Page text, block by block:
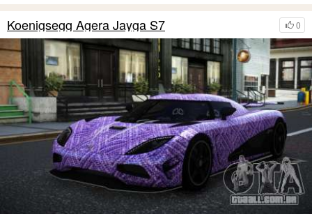
0
Koenigsegg Agera Jayga S7